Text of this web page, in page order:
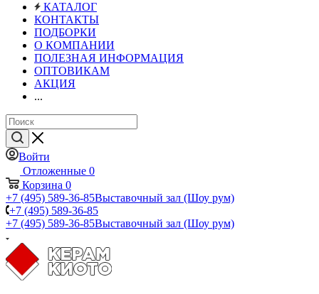
КАТАЛОГ
КОНТАКТЫ
ПОДБОРКИ
О КОМПАНИИ
ПОЛЕЗНАЯ ИНФОРМАЦИЯ
ОПТОВИКАМ
АКЦИЯ
...
Войти
Отложенные 0
Корзина 0
+7 (495) 589-36-85Выставочный зал (Шоу рум)
+7 (495) 589-36-85
+7 (495) 589-36-85Выставочный зал (Шоу рум)